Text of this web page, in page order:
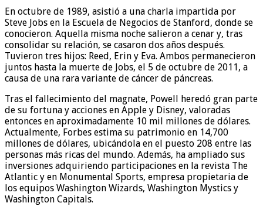
En octubre de 1989, asistió a una charla impartida por
Steve Jobs en la Escuela de Negocios de Stanford, donde se
conocieron. Aquella misma noche salieron a cenar y, tras
consolidar su relación, se casaron dos años después.
Tuvieron tres hijos: Reed, Erin y Eva. Ambos permanecieron
juntos hasta la muerte de Jobs, el 5 de octubre de 2011, a
causa de una rara variante de cáncer de páncreas.
Tras el fallecimiento del magnate, Powell heredó gran parte
de su fortuna y acciones en Apple y Disney, valoradas
entonces en aproximadamente 10 mil millones de dólares.
Actualmente, Forbes estima su patrimonio en 14,700
millones de dólares, ubicándola en el puesto 208 entre las
personas más ricas del mundo. Además, ha ampliado sus
inversiones adquiriendo participaciones en la revista The
Atlantic y en Monumental Sports, empresa propietaria de
los equipos Washington Wizards, Washington Mystics y
Washington Capitals.